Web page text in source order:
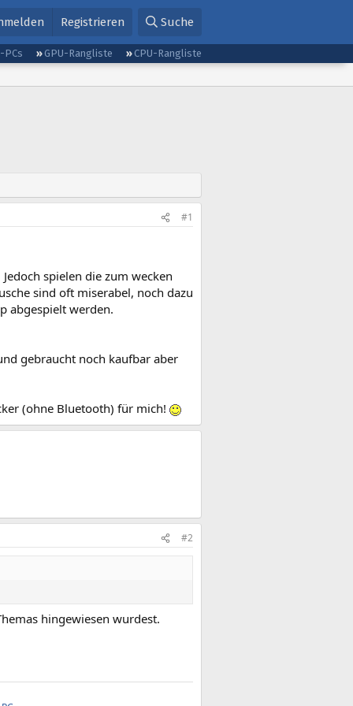
Registrieren Suche
PCs GPU-Rangliste CPU-Rangliste
#1
spielen die zum wecken
sind oft miserabel, noch dazu
abgespielt werden.
gebraucht noch kaufbar aber
(ohne Bluetooth) für mich!
#2
hingewiesen wurdest.